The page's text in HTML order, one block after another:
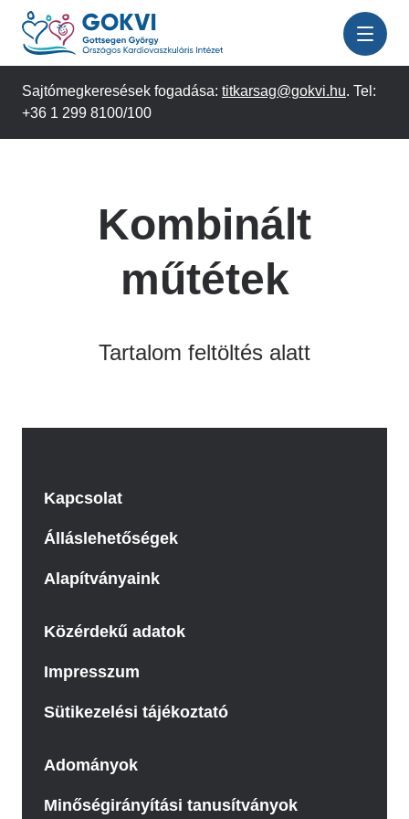
Ugrás
tartalomra
Sajtómegkeresések fogadása: titkarsag@gokvi.hu. Tel:
+36 1 299 8100/100
Kombinált
műtétek
Tartalom feltöltés alatt
Kapcsolat
Álláslehetőségek
Alapítványaink
Közérdekű adatok
Impresszum
Sütikezelési tájékoztató
Adományok
Minőségirányítási tanusítványok